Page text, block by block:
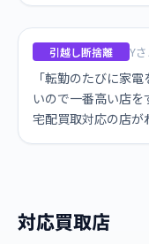
引越し断捨離 Y
「転勤のたびに家
いので一番高い店を
宅配買取対応の店が
対応買取店